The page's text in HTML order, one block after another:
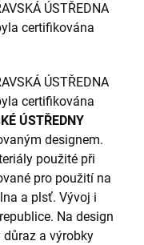
ÚSTŘEDNA
certifikována
ÚSTŘEDNA
certifikována
ÚSTŘEDNY
designem.
použité při
pro použití na
a plsť. Vývoj i
Na design
a výrobky